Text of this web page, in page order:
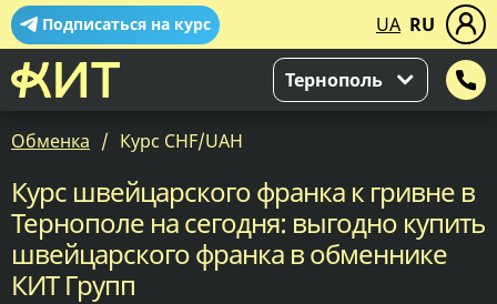
Подписаться на курс UA RU
Тернополь
Обменка Курс CHF/UAH
Курс швейцарского франка к гривне в
Тернополе на сегодня: выгодно купить
швейцарского франка в обменнике
КИТ Групп